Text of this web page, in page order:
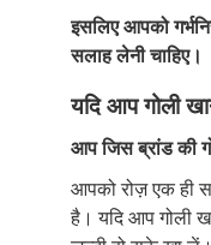
इसलिए आपको
सलाह लेनी चाहिए।
यदि आप गोली
आप जिस ब्रांड की
आपको रोज़ एक ही
है। यदि आप गोली